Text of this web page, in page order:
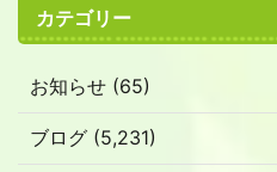
カテゴリー
お知らせ (65)
ブログ (5,231)